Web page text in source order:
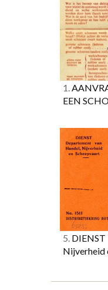
1.
EEN
5. DIENST
Nijverheid